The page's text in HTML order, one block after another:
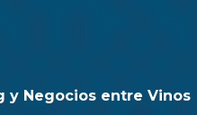
y Negocios entre Vinos